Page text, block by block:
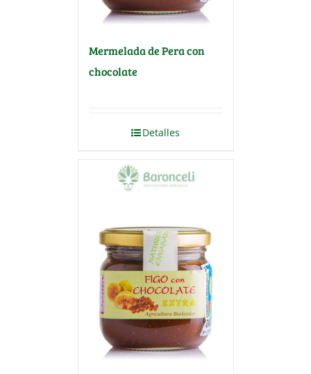
Mermelada de Pera con
chocolate
Detalles